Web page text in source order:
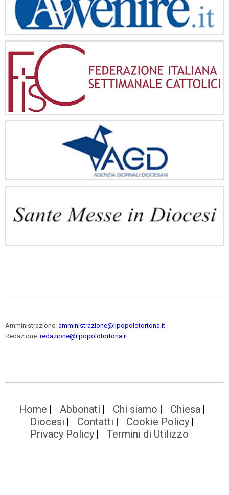
Amministrazione: amministrazione@ilpopolotortona.it
Redazione: redazione@ilpopolotortona.it
Home Abbonati Chi siamo
Chiesa
Diocesi
Contatti
Cookie Policy
Privacy Policy
Termini di Utilizzo